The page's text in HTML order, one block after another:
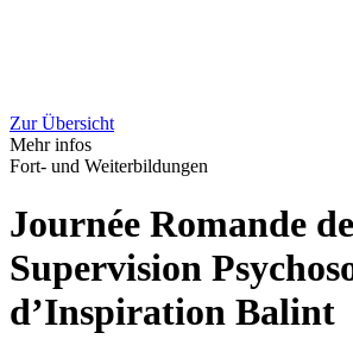
Zur Übersicht
Mehr infos
Fort- und Weiterbildungen
Journée Romande de
Supervision
d’Inspiration Balint